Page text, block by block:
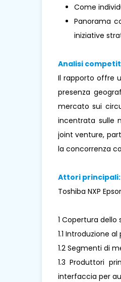
Come
Panorama
iniziative
Analisi
Il rapporto offre
presenza
mercato sui
incentrata sulle
joint venture,
la concorrenza
Attori principali:
Toshiba NXP
1 Copertura dello
1.1 Introduzione
1.2 Segmenti di
1.3 Produttori
interfaccia per